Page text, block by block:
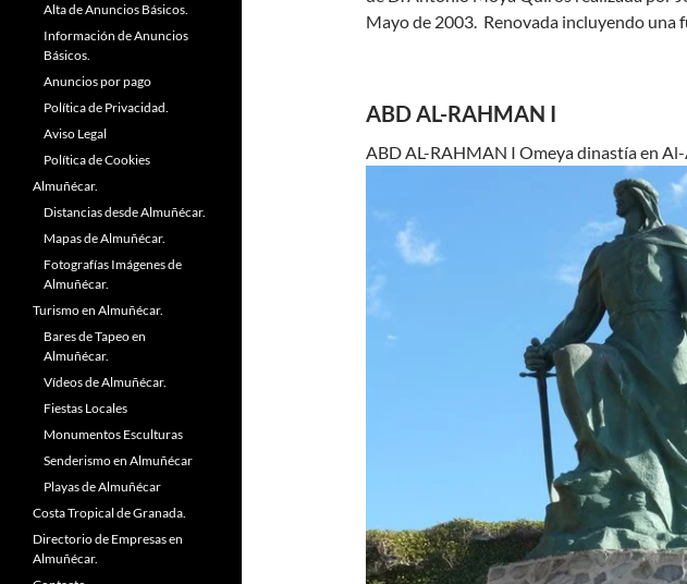
Mayo de 2003. Renovada incluyendo una
ABD AL-RAHMAN I
ABD AL-RAHMAN I Omeya dinastía en
Alta de Anuncios Básicos.
Información de Anuncios
Básicos.
Anuncios por pago
Política de Privacidad.
Aviso Legal
Política de Cookies
Almuñécar.
Distancias desde Almuñécar.
Mapas de Almuñécar.
Fotografías Imágenes de
Almuñécar.
Turismo en Almuñécar.
Bares de Tapeo en
Almuñécar.
Vídeos de Almuñécar.
Fiestas Locales
Monumentos Esculturas
Senderismo en Almuñécar
Playas de Almuñécar
Costa Tropical de Granada.
Directorio de Empresas en
Almuñécar.